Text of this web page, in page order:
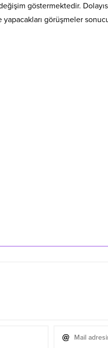
göstermektedir.
görüşmeler